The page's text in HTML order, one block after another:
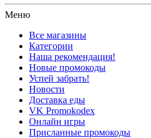
Меню
Все магазины
Категории
Наша рекомендация!
Новые промокоды
Успей забрать!
Новости
Доставка еды
VK Promokodex
Онлайн игры
Присланные промокоды